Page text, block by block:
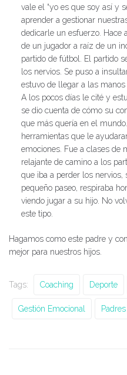
vale el “yo es que soy así y
aprender a gestionar
dedicarle un esfuerzo. Hace
de un jugador a raíz de un
partido de fútbol. El partido
los nervios. Se puso a
estuvo de llegar a las
A los pocos días le cité y
se dio cuenta de cómo su
que más quería en el
herramientas que le
emociones. Fue a clases de
relajante de camino a los
que iba a perder los nervios,
pequeño paseo, respiraba
viendo jugar a su hijo. No
este tipo.
Hagamos como este padre y
mejor para nuestros hijos.
Tags: Coaching Deporte
Gestión Emocional Padres